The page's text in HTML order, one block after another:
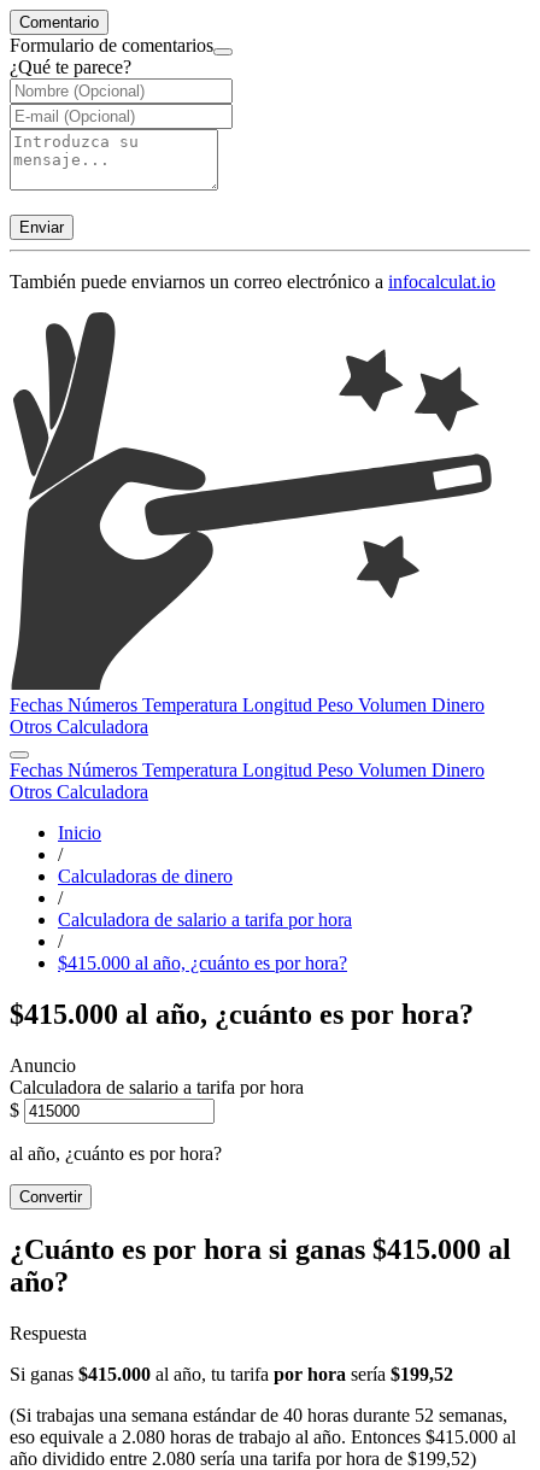
Comentario
Formulario de comentarios
¿Qué te parece?
Enviar
También puede enviarnos un correo electrónico a infocalculat.io
Fechas Números Temperatura Longitud Peso Volumen Dinero
Otros Calculadora
Fechas Números Temperatura Longitud Peso Volumen Dinero
Otros Calculadora
Inicio
/
Calculadoras de dinero
/
Calculadora de salario a tarifa por hora
/
$415.000 al año, ¿cuánto es por hora?
$415.000 al año, ¿cuánto es por hora?
Calculadora de salario a tarifa por hora
$
al año, ¿cuánto es por hora?
Convertir
¿Cuánto es por hora si ganas $415.000 al
año?
Respuesta
Si ganas $415.000 al año, tu tarifa por hora sería $199,52
(Si trabajas una semana estándar de 40 horas durante 52 semanas,
eso equivale a 2.080 horas de trabajo al año. Entonces $415.000 al
año dividido entre 2.080 sería una tarifa por hora de $199,52)